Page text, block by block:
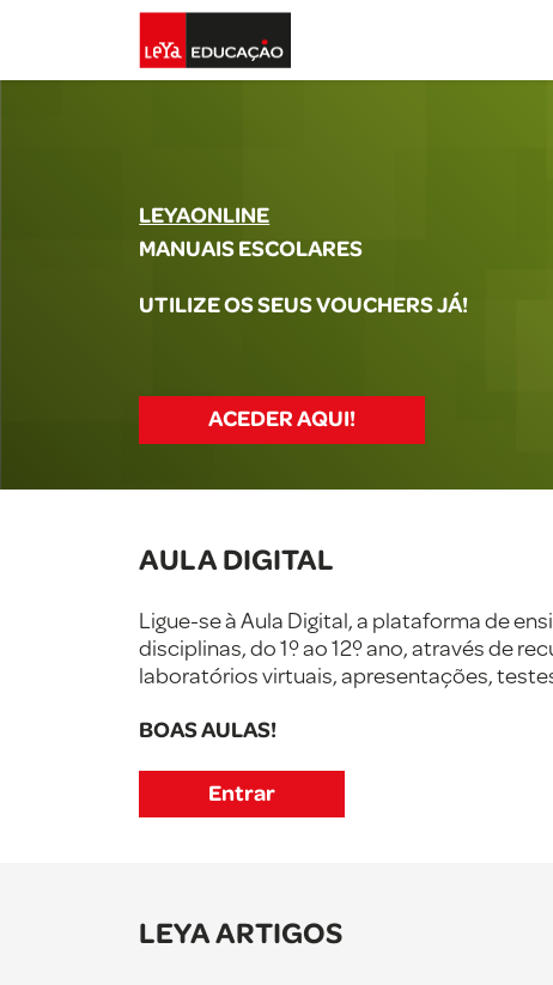
LEYAONLINE
MANUAIS ESCOLARES
UTILIZE OS SEUS VOUCHERS JÁ!
ACEDER AQUI!
AULA DIGITAL
Ligue-se à Aula Digital, a plataforma de
disciplinas, do 1º ao 12º ano, através de
laboratórios virtuais, apresentações,
BOAS AULAS!
Entrar
LEYA ARTIGOS